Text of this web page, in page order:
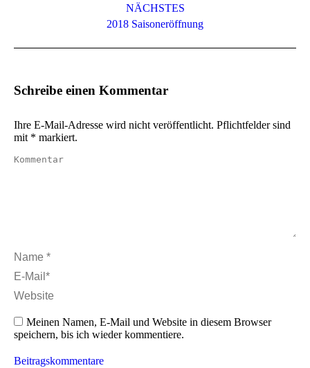
NÄCHSTES
Nächstes
2018 Saisoneröffnung
Schreibe einen Kommentar
Ihre E-Mail-Adresse wird nicht veröffentlicht. Pflichtfelder sind
mit * markiert.
Kommentar
Name *
E-Mail *
Website
Meinen Namen, E-Mail und Website in diesem Browser
speichern, bis ich wieder kommentiere.
Beitragskommentare